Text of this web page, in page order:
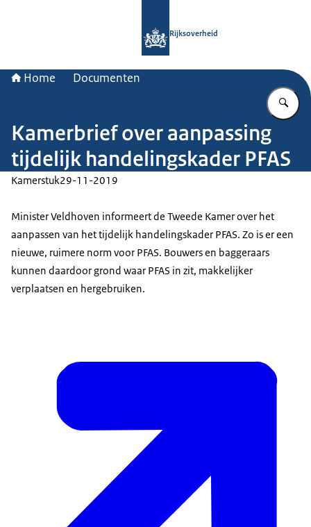
Rijksoverheid
Home Documenten
Kamerbrief over aanpassing
tijdelijk handelingskader PFAS
Kamerstuk29-11-2019
Minister Veldhoven informeert de Tweede Kamer over het
aanpassen van het tijdelijk handelingskader PFAS. Zo is er een
nieuwe, ruimere norm voor PFAS. Bouwers en baggeraars
kunnen daardoor grond waar PFAS in zit, makkelijker
verplaatsen en hergebruiken.